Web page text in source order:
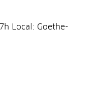
Local: Goethe-